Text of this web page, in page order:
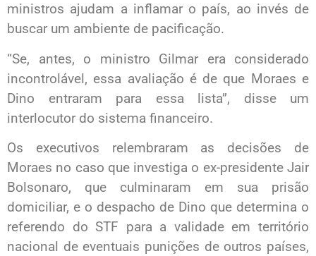
ministros ajudam a inflamar o país, ao invés de
buscar um ambiente de pacificação.
“Se, antes, o ministro Gilmar era considerado
incontrolável, essa avaliação é de que Moraes e
Dino entraram para essa lista”, disse um
interlocutor do sistema financeiro.
Os executivos relembraram as decisões de
Moraes no caso que investiga o ex-presidente Jair
Bolsonaro, que culminaram em sua prisão
domiciliar, e o despacho de Dino que determina o
referendo do STF para a validade em território
nacional de eventuais punições de outros países,